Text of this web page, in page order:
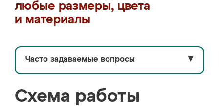
любые размеры, цвета
и материалы
Часто задаваемые вопросы ▼
Схема работы